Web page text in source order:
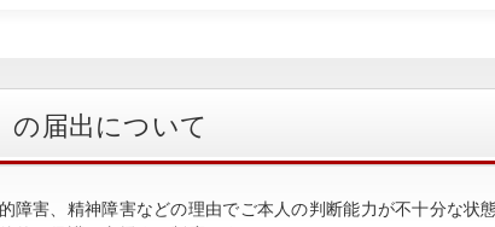
の届出について
障害、精神障害などの理由でご本人の判断能力が不十分な状